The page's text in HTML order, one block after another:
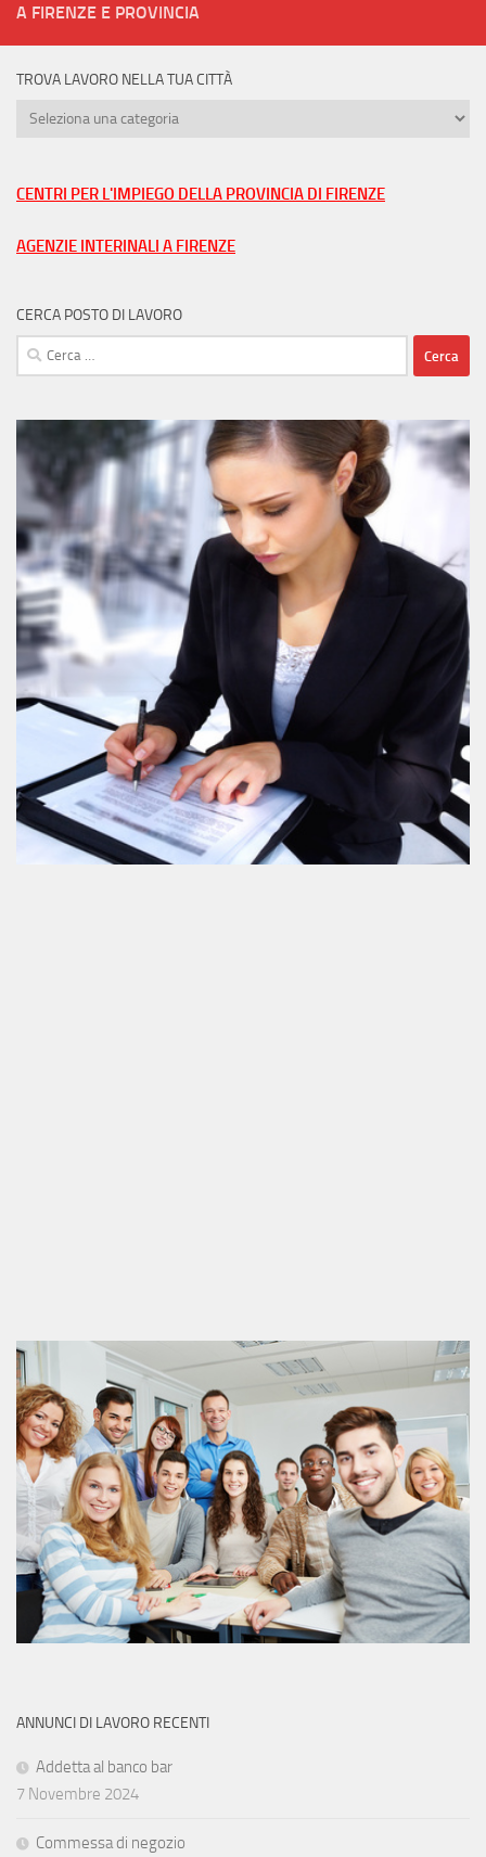
A FIRENZE E PROVINCIA
TROVA LAVORO NELLA TUA CITTÀ
Trova
tua
CENTRI PER L'IMPIEGO DELLA PROVINCIA DI FIRENZE
AGENZIE INTERINALI A FIRENZE
CERCA POSTO DI LAVORO
Ricerca
per:
ANNUNCI DI LAVORO RECENTI
Addetta al banco bar
7 Novembre 2024
Commessa di negozio